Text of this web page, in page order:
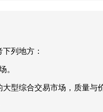
列地方：
。
型综合交易市场，质量与